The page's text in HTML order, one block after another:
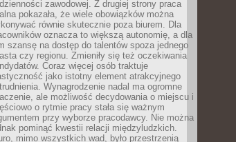
zawodowej. Z drugiej strony praca
pokazała, że wiele obowiązków można
równie skutecznie poza biurem. Dla
oznacza to większą autonomię, a dla
szansę na dostęp do talentów spoza jednego
czy regionu. Zmieniły się też oczekiwania
Coraz więcej osób traktuje
jako istotny element atrakcyjnego
Wynagrodzenie nadal ma ogromne
ale możliwość decydowania o miejscu i
o rytmie pracy stała się ważnym
przy wyborze pracodawcy. Nie można
pominąć kwestii relacji międzyludzkich.
mimo wszystkich wad, było przestrzenią